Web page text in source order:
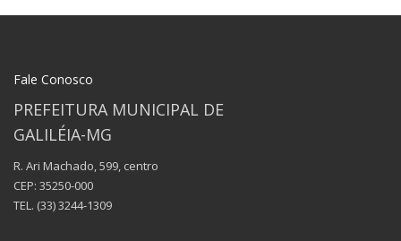
Fale Conosco
PREFEITURA MUNICIPAL DE
GALILÉIA-MG
R. Ari Machado, 599, centro
CEP: 35250-000
TEL. (33) 3244-1309